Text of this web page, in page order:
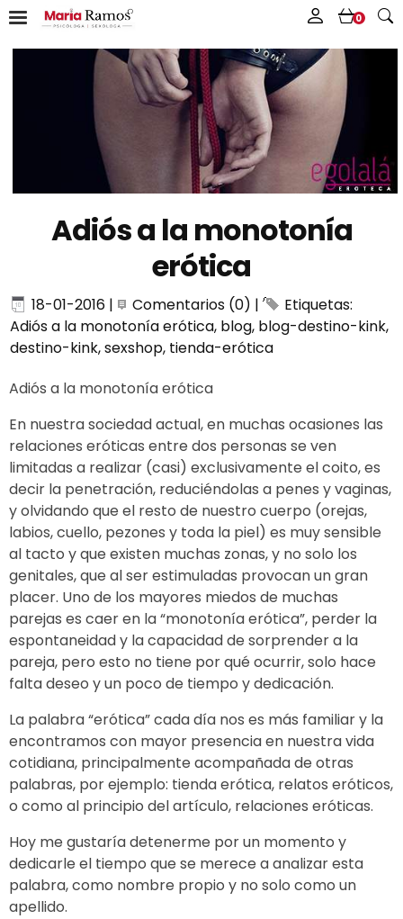
0
Adiós a la monotonía
erótica
18-01-2016 | Comentarios (0) |
Etiquetas:
Adiós a la monotonía erótica, blog, blog-destino-kink,
destino-kink,sexshop, tienda-erótica
Adiós a la monotonía erótica
En nuestra sociedad actual, en muchas ocasiones las
relaciones eróticas entre dos personas se ven
limitadas a realizar (casi) exclusivamente el coito, es
decir la penetración, reduciéndolas a penes y vaginas,
y olvidando que el resto de nuestro cuerpo (orejas,
labios, cuello, pezones y toda la piel) es muy sensible
al tacto y que existen muchas zonas, y no solo los
genitales, que al ser estimuladas provocan un gran
placer. Uno de los mayores miedos de muchas
parejas es caer en la “monotonía erótica”, perder la
espontaneidad y la capacidad de sorprender a la
pareja, pero esto no tiene por qué ocurrir, solo hace
falta deseo y un poco de tiempo y dedicación.
La palabra “erótica” cada día nos es más familiar y la
encontramos con mayor presencia en nuestra vida
cotidiana, principalmente acompañada de otras
palabras, por ejemplo: tienda erótica, relatos eróticos,
o como al principio del artículo, relaciones eróticas.
Hoy me gustaría detenerme por un momento y
dedicarle el tiempo que se merece a analizar esta
palabra, como nombre propio y no solo como un
apellido.